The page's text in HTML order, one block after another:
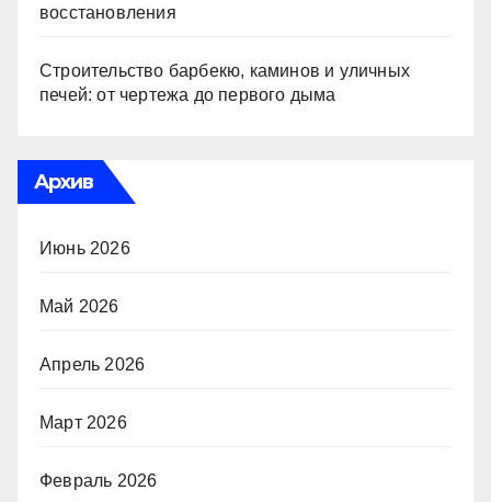
восстановления
Строительство барбекю, каминов и уличных
печей: от чертежа до первого дыма
Архив
Июнь 2026
Май 2026
Апрель 2026
Март 2026
Февраль 2026